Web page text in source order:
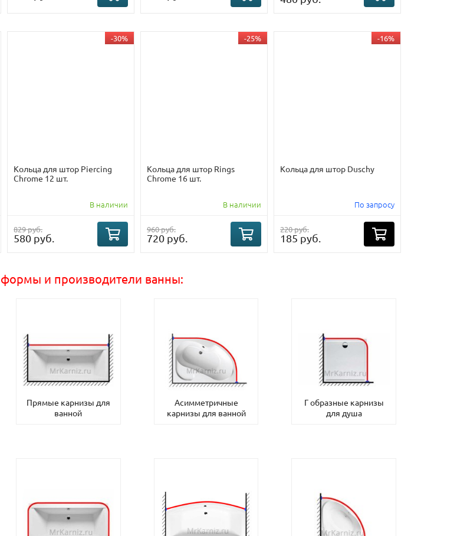
-30%
Кольца для штор Piercing
Chrome 12 шт.
В наличии
829 руб.
580 руб.
-25%
Кольца для штор Rings
Chrome 16 шт.
В наличии
960 руб.
720 руб.
-16%
Кольца для штор Duschy
По запросу
220 руб.
185 руб.
и производители ванны:
Прямые карнизы для
ванной
Асимметричные
карнизы для ванной
Г образные карнизы
для душа